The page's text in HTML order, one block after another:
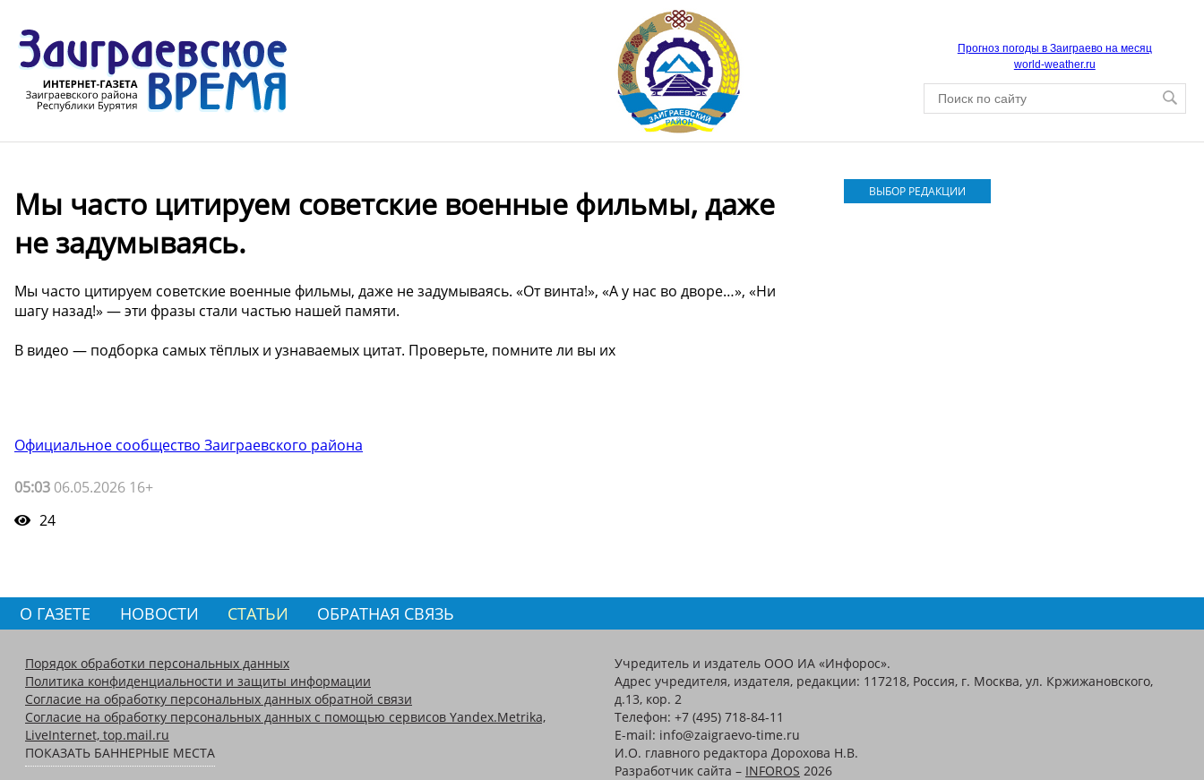
Прогноз погоды в Заиграево на месяц
world-weather.ru
Мы часто цитируем советские военные фильмы, даже
не задумываясь.
Мы часто цитируем советские военные фильмы, даже не задумываясь. «От винта!», «А у нас во дворе…», «Ни
шагу назад!» — эти фразы стали частью нашей памяти.
В видео — подборка самых тёплых и узнаваемых цитат. Проверьте, помните ли вы их
Официальное сообщество Заиграевского района
05:03 06.05.2026 16+
24
ВЫБОР РЕДАКЦИИ
О ГАЗЕТЕ НОВОСТИ СТАТЬИ ОБРАТНАЯ СВЯЗЬ
Порядок обработки персональных данных
Политика конфиденциальности и защиты информации
Согласие на обработку персональных данных обратной связи
Согласие на обработку персональных данных с помощью сервисов Yandex.Metrika,
LiveInternet, top.mail.ru
ПОКАЗАТЬ БАННЕРНЫЕ МЕСТА
Учредитель и издатель ООО ИА «Инфорос».
Адрес учредителя, издателя, редакции: 117218, Россия, г. Москва, ул. Кржижановского,
д.13, кор. 2
Телефон: +7 (495) 718-84-11
E-mail: info@zaigraevo-time.ru
И.О. главного редактора Дорохова Н.В.
Разработчик сайта – INFOROS 2026